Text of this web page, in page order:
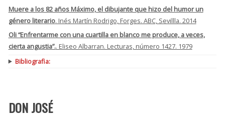
Muere a los 82 años Máximo, el dibujante que hizo del humor un
género literario. Inés Martín Rodrigo, Forges. ABC, Sevillla. 2014
Oli “Enfrentarme con una cuartilla en blanco me produce, a veces,
cierta angustia”.. Eliseo Albarran. Lecturas, número 1427. 1979
Bibliografia:
DON JOSÉ